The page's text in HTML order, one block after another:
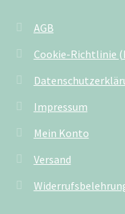
AGB
Cookie-Richtlinie
Impressum
Mein Konto
Versand